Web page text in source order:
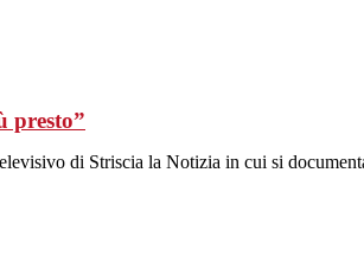
presto”
di Striscia la Notizia in cui si